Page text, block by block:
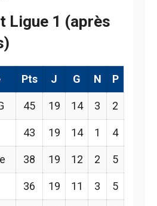
Ligue 1 (après
Pts J G N P
45 19 14 3 2
43 19 14 1 4
38 19 12 2 5
36 19 11 3 5